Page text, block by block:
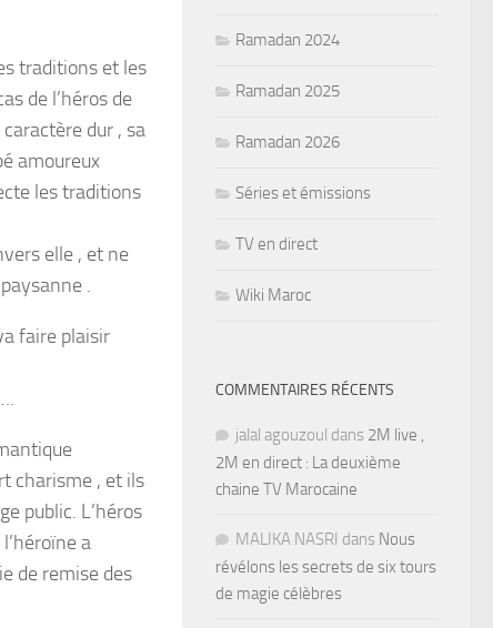
traditions et les
de l’héros de
dur , sa
amoureux
les traditions
elle , et ne
.
faire plaisir
charisme , et ils
public. L’héros
a
de remise des
Ramadan 2024
Ramadan 2025
Ramadan 2026
Séries et émissions
TV en direct
Wiki Maroc
COMMENTAIRES RÉCENTS
jalal agouzoul dans 2M live ,
2M en direct : La deuxième
chaine TV Marocaine
MALIKA NASRI dans Nous
révélons les secrets de six tours
de magie célèbres